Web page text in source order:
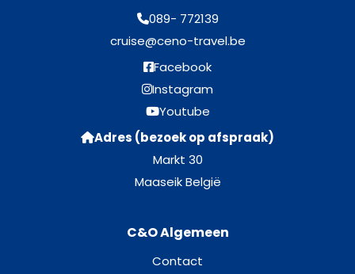
089- 772139
cruise@ceno-travel.be
Facebook
Instagram
Youtube
Adres (bezoek op afspraak)
Markt 30
Maaseik België
C&O Algemeen
Contact